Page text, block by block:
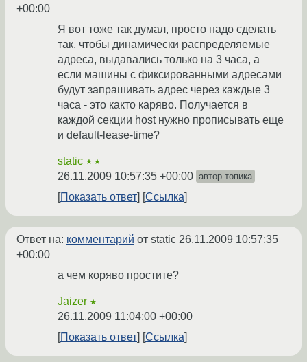
+00:00
Я вот тоже так думал, просто надо сделать
так, чтобы динамически распределяемые
адреса, выдавались только на 3 часа, а
если машины с фиксированными адресами
будут запрашивать адрес через каждые 3
часа - это както каряво. Получается в
каждой секции host нужно прописывать еще
и default-lease-time?
static ★★
26.11.2009 10:57:35 +00:00 автор топика
Показать ответ Ссылка
Ответ на: комментарий от static 26.11.2009 10:57:35
+00:00
а чем коряво простите?
Jaizer ★
26.11.2009 11:04:00 +00:00
Показать ответ
Ссылка